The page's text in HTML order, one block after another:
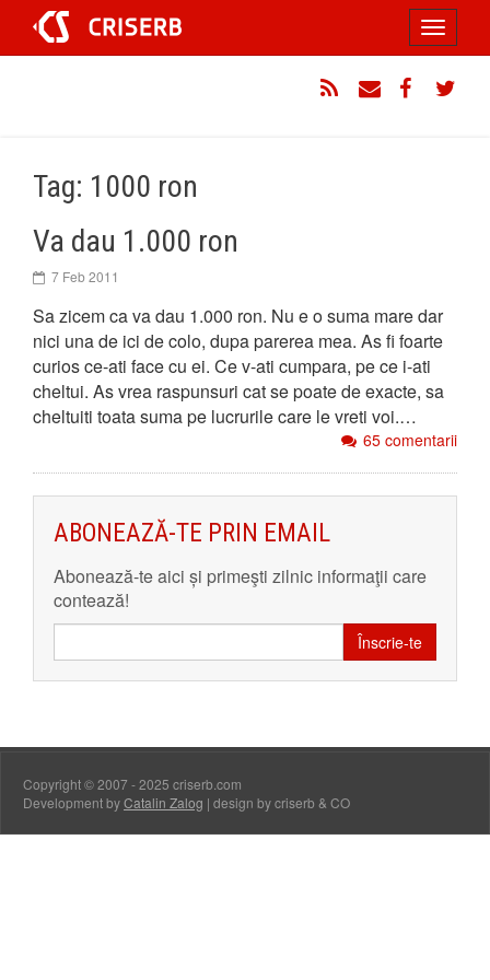
conținut
Toggle
Tag: 1000 ron
Va dau 1.000 ron
7 Feb 2011
Sa zicem ca va dau 1.000 ron. Nu e o suma mare dar
nici una de ici de colo, dupa parerea mea. As fi foarte
curios ce-ati face cu ei. Ce v-ati cumpara, pe ce i-ati
cheltui. As vrea raspunsuri cat se poate de exacte, sa
cheltuiti toata suma pe lucrurile care le vreti voi.…
65 comentarii
ABONEAZĂ-TE PRIN EMAIL
Abonează-te aici și primeşti zilnic informaţii care
contează!
Înscrie-te
Copyright © 2007 - 2025 criserb.com
Development byCatalin Zalog | design by criserb & CO